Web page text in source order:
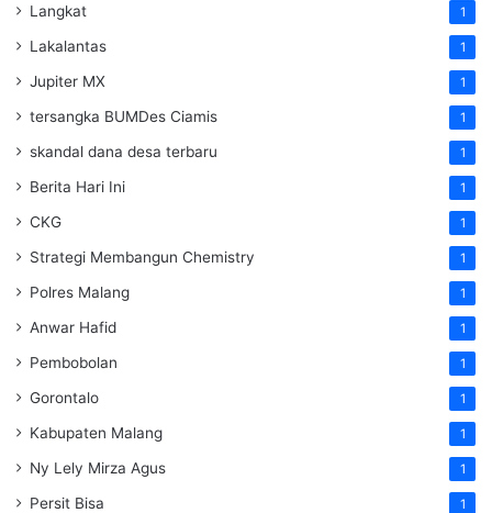
Langkat 1
Lakalantas 1
Jupiter MX 1
tersangka BUMDes Ciamis 1
skandal dana desa terbaru 1
Berita Hari Ini 1
CKG 1
Strategi Membangun Chemistry 1
Polres Malang 1
Anwar Hafid 1
Pembobolan 1
Gorontalo 1
Kabupaten Malang 1
Ny Lely Mirza Agus 1
Persit Bisa 1